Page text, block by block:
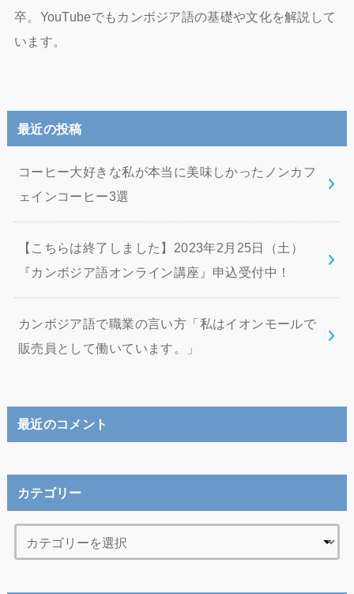
卒。YouTubeでもカンボジア語の基礎や文化を解説して
います。
最近の投稿
コーヒー大好きな私が本当に美味しかったノンカフ
ェインコーヒー3選
【こちらは終了しました】2023年2月25日（土）
『カンボジア語オンライン講座』申込受付中！
カンボジア語で職業の言い方「私はイオンモールで
販売員として働いています。」
最近のコメント
カテゴリー